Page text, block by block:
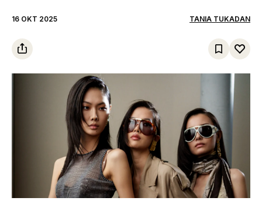
16 OKT 2025 TANIA TUKADAN